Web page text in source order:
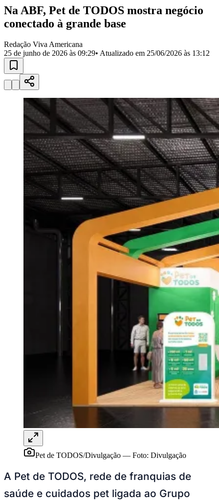
Cultura
Meio Ambiente
Obras
Bairros de Americana
Centro
Namorados
ZanagaMathiensen
PaulistanoQuilombo
Para Sua Empresa
Anuncie no Portal
Guia de Empresas
Divulgar Vagas Novo
Publicidade Legal
Hub de Negócios
Guia Comercial
Selo Verificado
Portal Educacional
Agenda de Vestibulares
Vagas de Emprego
Concursos
Panorama Econômico
Para Sua Empresa
Publicidade Legal
Competições de Futebol
Brasileirão Série A
Brasileirão Série B
Paulistão
Copa do Brasil
Sul-Americana
Champions League
Na ABF, Pet de TODOS mostra negócio
conectado à grande base
Redação Viva Americana
25 de junho de 2026 às 09:29• Atualizado em 25/06/2026 às 13:12
Pet de TODOS/Divulgação — Foto: Divulgação
A Pet de TODOS, rede de franquias de
saúde e cuidados pet ligada ao Grupo